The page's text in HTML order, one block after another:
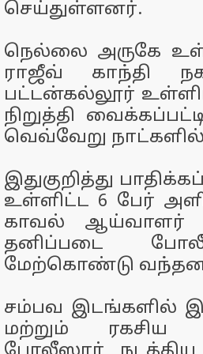
செய்துள்ளனர்.
நெல்லை அருகே
ராஜீவ் காந்தி
பட்டன்கல்லூர்
நிறுத்தி
வெவ்வேறு நாட்களில்
இதுகுறித்து
உள்ளிட்ட 6 பேர்
காவல் ஆய்வாளர்
தனிப்படை
மேற்கொண்டு
சம்பவ இடங்களில்
மற்றும் ரகசிய